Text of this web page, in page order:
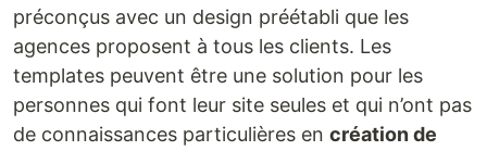
préconçus avec un design préétabli que les
agences proposent à tous les clients. Les
templates peuvent être une solution pour les
personnes qui font leur site seules et qui n’ont pas
de connaissances particulières en création de